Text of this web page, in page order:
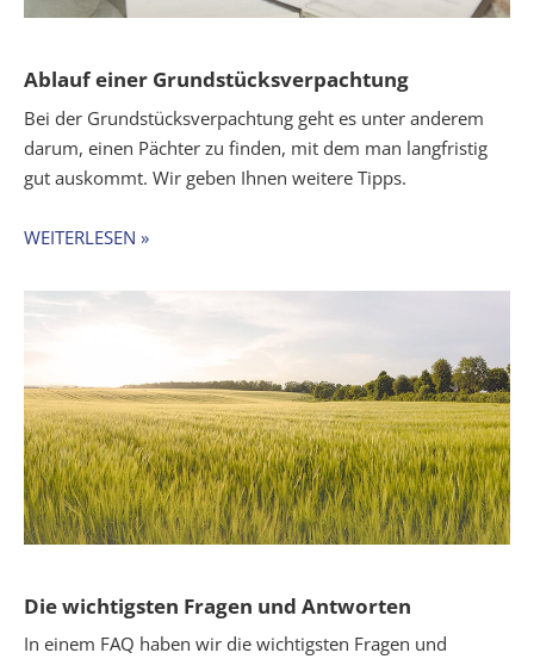
Ablauf einer Grundstücksverpachtung
Bei der Grundstücksverpachtung geht es unter anderem
darum, einen Pächter zu finden, mit dem man langfristig
gut auskommt. Wir geben Ihnen weitere Tipps.
WEITERLESEN »
Die wichtigsten Fragen und Antworten
In einem FAQ haben wir die wichtigsten Fragen und